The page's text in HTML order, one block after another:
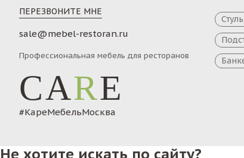
ПЕРЕЗВОНИТЕ МНЕ
sale@mebel-restoran.ru
Профессиональная мебель для ресторанов
CARE
#КареМебельМосква
Не хотите искать по сайту?